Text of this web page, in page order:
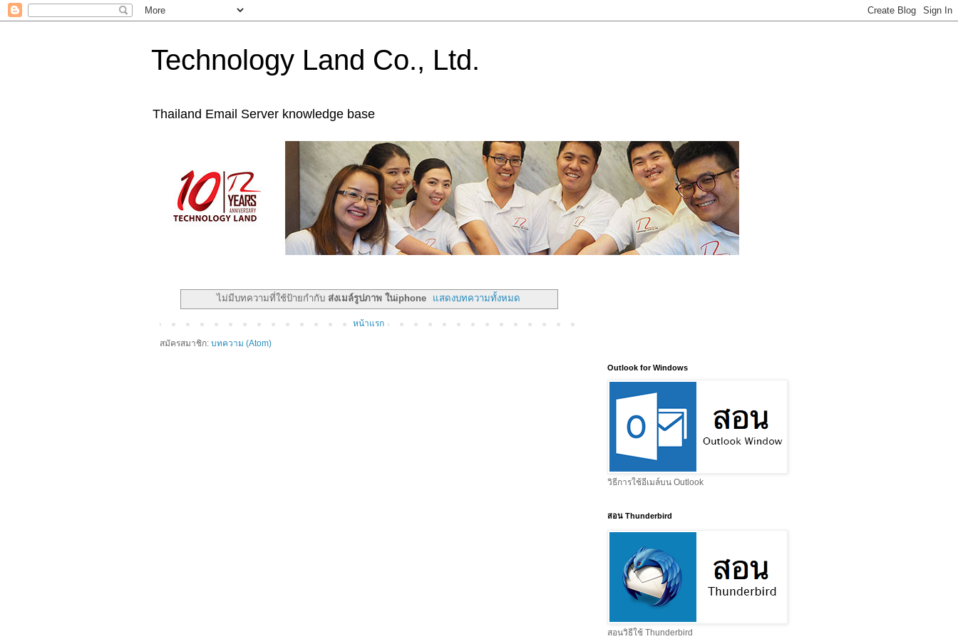
Technology Land Co., Ltd.
Thailand Email Server knowledge base
ไม่มีบทความที่ใช้ป้ายกำกับ ส่งเมล์รูปภาพ ในiphone แสดงบทความทั้งหมด
หน้าแรก
สมัครสมาชิก: บทความ (Atom)
Outlook for Windows
วิธีการใช้อีเมล์บน Outlook
สอน Thunderbird
สอนวิธีใช้ Thunderbird